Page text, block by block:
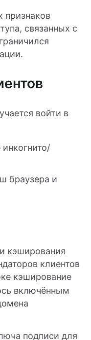
признаков
связанных с
войти в
браузера и
кэширования
клиентов
кэширование
включённым
подписи для